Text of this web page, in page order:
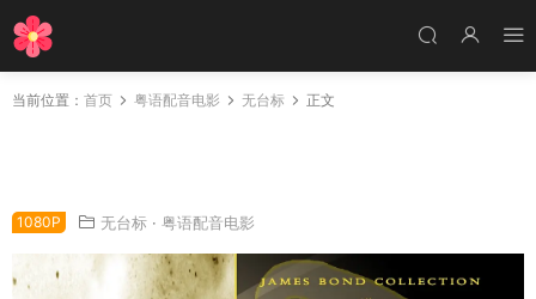
当前位置： 首页 粤语配音电影 无台标 正文
1080P 无台标 · 粤语配音电影